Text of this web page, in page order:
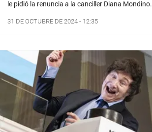
le pidió la renuncia a la canciller Diana Mondino.
31 DE OCTUBRE DE 2024 - 12:35